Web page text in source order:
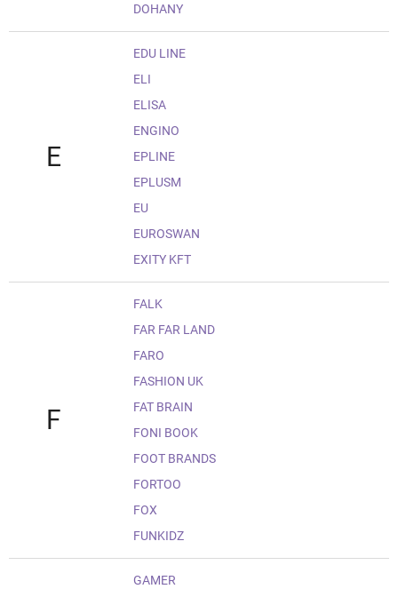
DOHANY
E
EDU LINE
ELI
ELISA
ENGINO
EPLINE
EPLUSM
EU
EUROSWAN
EXITY KFT
F
FALK
FAR FAR LAND
FARO
FASHION UK
FAT BRAIN
FONI BOOK
FOOT BRANDS
FORTOO
FOX
FUNKIDZ
GAMER